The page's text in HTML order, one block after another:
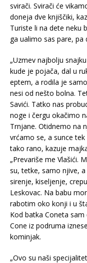
svirači. Svirači će
doneja dve knjiščiki,
Turiste li na dete neku
ga ualimo sas pare, pa
„Uzmev najbolju
kude je pojača, dal u
eptem, a rodila je
nesi od nešto bolna.
Savići. Tatko nas
noge i čergu okačimo
Trnjane. Otidnemo na
vrćamo se, a sunce
tako rano, kazuje
„Prevariše me Vlašići.
su, tetke, samo njive,
sirenje, kiseljenje,
Leskovac. Na babu
rabotim oko konji i u
Kod batka Coneta
Cone iz podruma
kominjak.
„Ovo su naši